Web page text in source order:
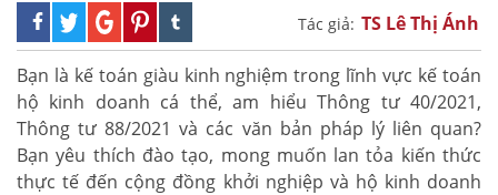
Tác giả: TS Lê Thị Ánh
Bạn là kế toán giàu kinh nghiệm trong lĩnh vực kế toán
hộ kinh doanh cá thể, am hiểu Thông tư 40/2021,
Thông tư 88/2021 và các văn bản pháp lý liên quan?
Bạn yêu thích đào tạo, mong muốn lan tỏa kiến thức
thực tế đến cộng đồng khởi nghiệp và hộ kinh doanh